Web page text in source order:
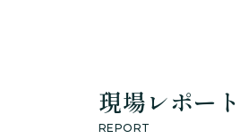
現場レポート
REPORT